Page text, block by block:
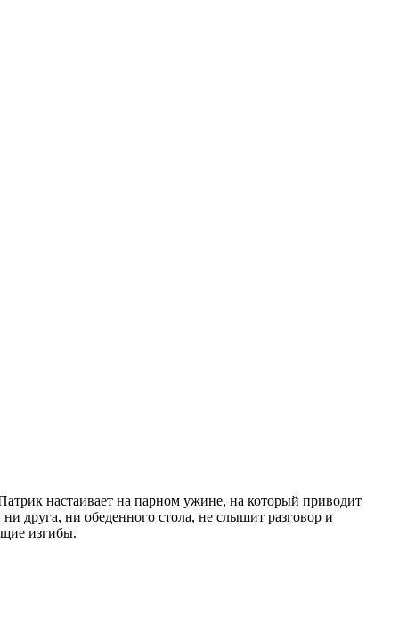
настаивает на парном ужине, на который приводит
друга, ни обеденного стола, не слышит разговор и
изгибы.